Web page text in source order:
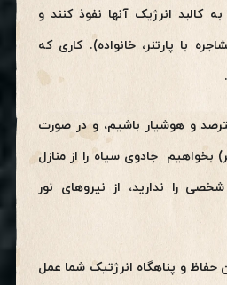
کالبد انرژیک آنها نفوذ کنند و
با پارتنر، خانواده). کاری که
و هوشیار باشیم، و در صورت
بخواهیم جادوی سیاه را از منازل
را ندارید، از نیروهای نور
حفاظ و پناهگاه انرژتیک شما عمل